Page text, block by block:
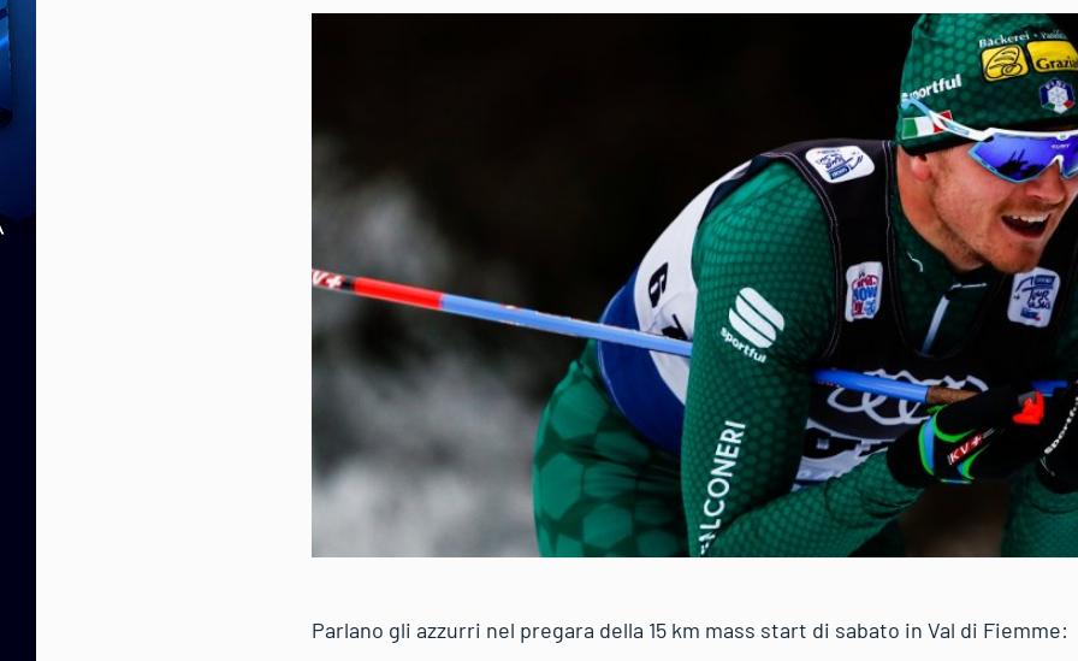
Parlano gli azzurri nel pregara della 15 km mass start di sabato in Val di Fiemme: